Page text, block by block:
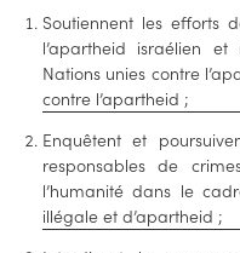
Soutiennent les efforts
l’apartheid israélien
Nations unies contre
contre l’apartheid ;
Enquêtent et
responsables de
l’humanité dans le
illégale et d’apartheid ;